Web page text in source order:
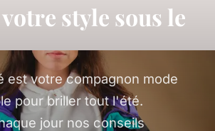
style sous le
est votre compagnon mode
pour briller tout l'été.
jour nos conseils